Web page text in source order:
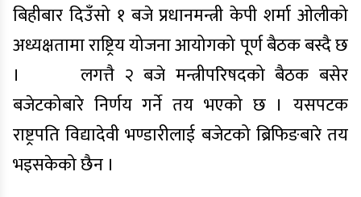
बिहीबार दिउँसो १ बजे प्रधानमन्त्री केपी शर्मा ओलीको
अध्यक्षतामा राष्ट्रिय योजना आयोगको पूर्ण बैठक बस्दै छ
। लगत्तै २ बजे मन्त्रीपरिषदको बैठक बसेर
बजेटकोबारे निर्णय गर्ने तय भएको छ । यसपटक
राष्ट्रपति विद्यादेवी भण्डारीलाई बजेटको ब्रिफिङबारे तय
भइसकेको छैन ।